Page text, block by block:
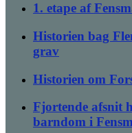
1. etape af
Historien bag
grav
Historien om
Fjortende afsnit
barndom i